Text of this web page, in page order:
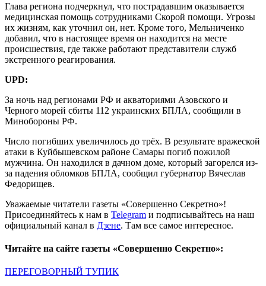
Глава региона подчеркнул, что пострадавшим оказывается
медицинская помощь сотрудниками Скорой помощи. Угрозы
их жизням, как уточнил он, нет. Кроме того, Мельниченко
добавил, что в настоящее время он находится на месте
происшествия, где также работают представители служб
экстренного реагирования.
UPD:
За ночь над регионами РФ и акваториями Азовского и
Черного морей сбиты 112 украинских БПЛА, сообщили в
Минобороны РФ.
Число погибших увеличилось до трёх. В результате вражеской
атаки в Куйбышевском районе Самары погиб пожилой
мужчина. Он находился в дачном доме, который загорелся из-
за падения обломков БПЛА, сообщил губернатор Вячеслав
Федорищев.
Уважаемые читатели газеты «Совершенно Секретно»!
Присоединяйтесь к нам в Telegram и подписывайтесь на наш
официальный канал в Дзене. Там все самое интересное.
Читайте на сайте газеты «Совершенно Секретно»:
ПЕРЕГОВОРНЫЙ ТУПИК